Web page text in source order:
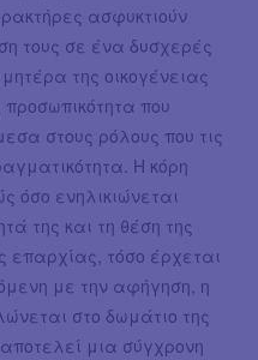
ασφυκτιούν
τους σε ένα δυσχερές
της οικογένειας
που
στους ρόλους που τις
Η κόρη
όσο ενηλικιώνεται
της και τη θέση της
επαρχίας, τόσο έρχεται
με την αφήγηση, η
στο δωμάτιο της
μια σύγχρονη